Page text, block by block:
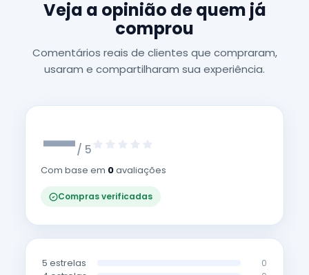
Veja a opinião de quem já
comprou
Comentários reais de clientes que compraram,
usaram e compartilharam sua experiência.
—/ 5
Com base em 0avaliações
Compras verificadas
5 estrelas 0